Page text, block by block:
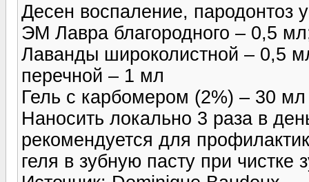
Десен воспаление, пародонтоз
ЭМ Лавра благородного – 0,5
Лаванды широколистной – 0,5
перечной – 1 мл
Гель с карбомером (2%) – 30 мл
Наносить локально 3 раза в
рекомендуется для
геля в зубную пасту при чистке